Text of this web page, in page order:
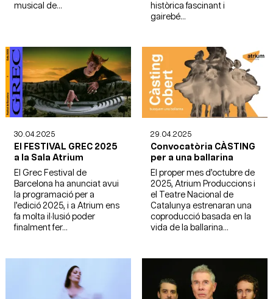
musical de...
històrica fascinant i
gairebé...
30.04.2025
El FESTIVAL GREC 2025
a la Sala Atrium
El Grec Festival de
Barcelona ha anunciat avui
la programació per a
l’edició 2025, i a Atrium ens
fa molta il·lusió poder
finalment fer...
29.04.2025
Convocatòria CÀSTING
per a una ballarina
El proper mes d’octubre de
2025, Atrium Produccions i
el Teatre Nacional de
Catalunya estrenaran una
coproducció basada en la
vida de la ballarina...